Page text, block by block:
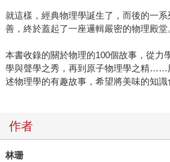
就這樣，經典物理學誕生了，而後的一
善，終於蓋起了一座邏輯嚴密的物理殿堂
本書收錄的關於物理的100個故事，從力
學與聲學之秀，再到原子物理學之精……
述物理學的有趣故事，希望將美味的知識
作者
林珊